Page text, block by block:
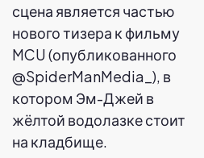
сцена является частью
нового тизера к фильму
MCU (опубликованного
@SpiderManMedia_), в
котором Эм-Джей в
жёлтой водолазке стоит
на кладбище.